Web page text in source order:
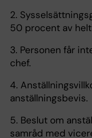
2.
50 procent av
3. Personen får
chef.
4.
anställningsbevis.
5. Beslut om
samråd med